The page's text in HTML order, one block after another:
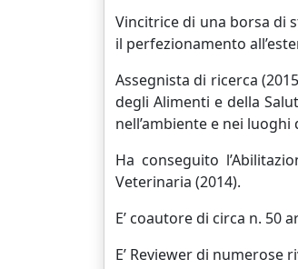
Vincitrice di una borsa di
il perfezionamento
Assegnista di ricerca
degli Alimenti e della
nell’ambiente e nei luoghi
Ha conseguito
Veterinaria (2014).
E’ coautore di circa n. 50
E’ Reviewer di numerose